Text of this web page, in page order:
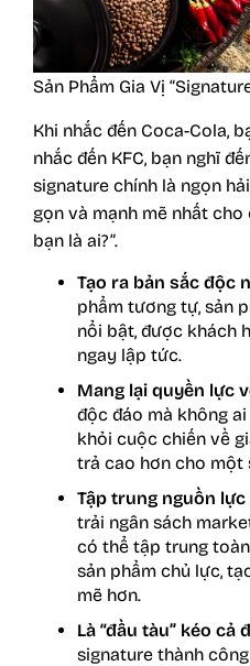
Sản Phẩm Gia Vị
Khi nhắc đến Coca-Cola,
nhắc đến KFC, bạn nghĩ
signature chính là ngọn
gọn và mạnh mẽ nhất cho
bạn là ai?”.
Tạo ra bản sắc độc
phẩm tương tự, sản
nổi bật, được khách
ngay lập tức.
Mang lại quyền lực
độc đáo mà không
khỏi cuộc chiến về
trả cao hơn cho một
Tập trung nguồn
trải ngân sách
có thể tập trung
sản phẩm chủ lực,
mẽ hơn.
Là “đầu tàu” kéo cả
signature thành